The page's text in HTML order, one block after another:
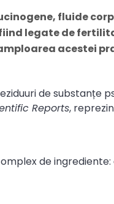
fluide
legate de
acestei
de
Reports,
de